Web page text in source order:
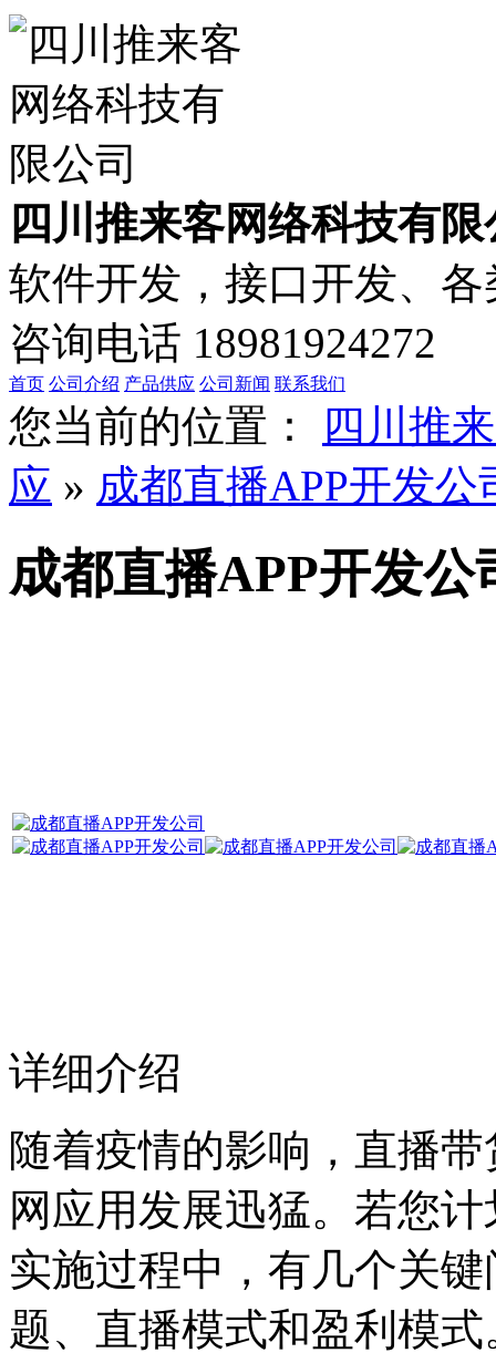
四川推来客网络科技有限
软件开发，接口开发、
咨询电话 18981924272
首页 公司介绍 产品供应 公司新闻 联系我们
您当前的位置：
四川推
应 » 成都直播APP开发公
成都直播APP开发公
详细介绍
随着疫情的影响，直播
网应用发展迅猛。若您
实施过程中，有几个关
题、直播模式和盈利模